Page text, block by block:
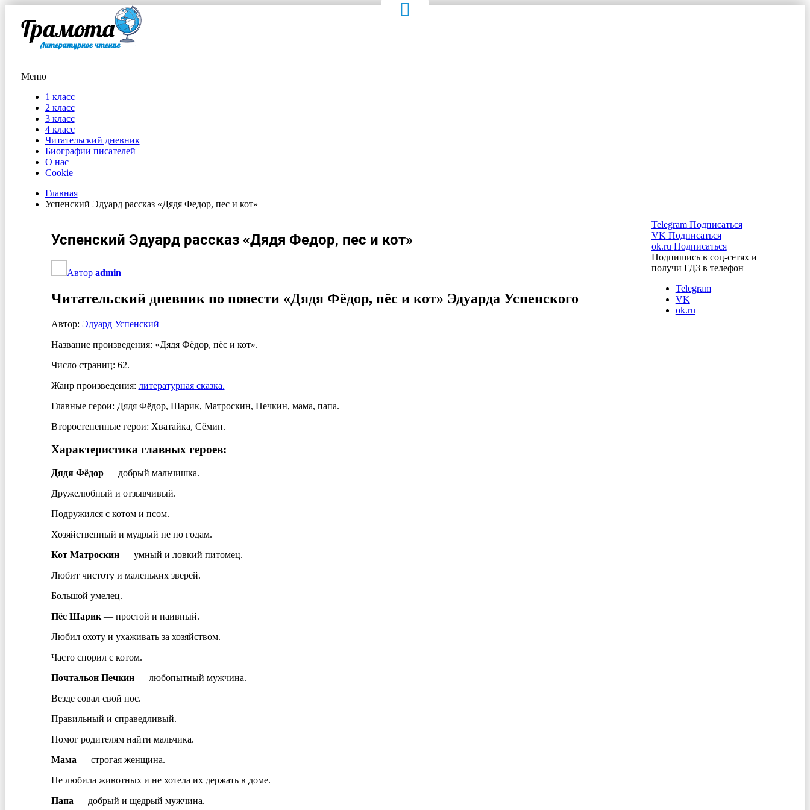
Меню
1 класс
2 класс
3 класс
4 класс
Читательский дневник
Биографии писателей
О нас
Cookie
Главная
Успенский Эдуард рассказ «Дядя Федор, пес и кот»
Успенский Эдуард рассказ «Дядя Федор, пес и кот»
Автор admin
Читательский дневник по повести «Дядя Фёдор, пёс и кот» Эдуарда Успенского
Автор: Эдуард Успенский
Название произведения: «Дядя Фёдор, пёс и кот».
Число страниц: 62.
Жанр произведения: литературная сказка.
Главные герои: Дядя Фёдор, Шарик, Матроскин, Печкин, мама, папа.
Второстепенные герои: Хватайка, Сёмин.
Характеристика главных героев:
Дядя Фёдор— добрый мальчишка.
Дружелюбный и отзывчивый.
Подружился с котом и псом.
Хозяйственный и мудрый не по годам.
Кот Матроскин— умный и ловкий питомец.
Любит чистоту и маленьких зверей.
Большой умелец.
Пёс Шарик— простой и наивный.
Любил охоту и ухаживать за хозяйством.
Часто спорил с котом.
Почтальон Печкин— любопытный мужчина.
Везде совал свой нос.
Правильный и справедливый.
Помог родителям найти мальчика.
Мама — строгая женщина.
Не любила животных и не хотела их держать в доме.
Папа — добрый и щедрый мужчина.
Telegram Подписаться
VK Подписаться
ok.ru Подписаться
Подпишись в соц-сетях и
получи ГДЗ в телефон
Telegram
VK
ok.ru